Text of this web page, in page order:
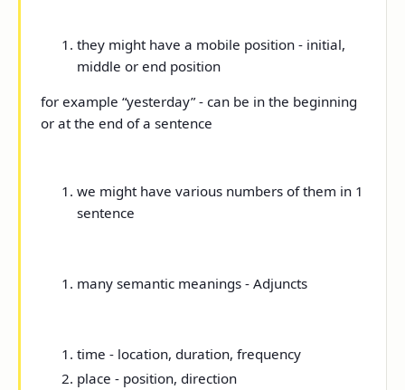
they might have a mobile position - initial,
middle or end position
for example“yesterday”- can be in the beginning
or at the end of a sentence
we might have various numbers of them in 1
sentence
many semantic meanings - Adjuncts
time - location, duration, frequency
place - position, direction